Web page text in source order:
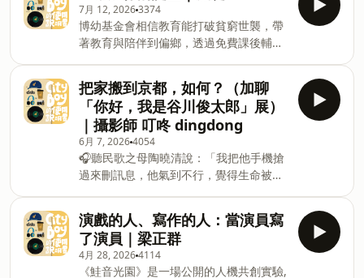
作女歌手七愛、澳門樂團青原等多國重量
級卡司開唱。活動現場還有桃園盃「全國
三對三籃球賽」初賽、「桃園鐵玫瑰熱音
賞決賽」珍珠市集、海岸食堂等精彩內
容，8/1-8/2邀你一起參與這場夏日音樂盛
典！更多資訊請見
https://www.tpcmf.tycg.tw/#2026桃園
珍珠海岸國際音樂節 #桃園市政府廣告
————————■ 旅男 dato 獨立出版
作品紙本書、電子書現正發行中
linktr.ee/datobook聽一本 CITY BOY
&amp; GIRL 都能上手的使用說明書，讓
我們一起在日常生活裡添加更多迷人的元
素。我是一個喜歡閱讀的人，對於各種讀
物的形式都有所喜好，我大學時代有修過
和
7月 12, 20263374
博幼基金會相信教育能打破貧窮世襲，帶
著教育與陪伴到偏鄉，透過免費課後輔導
穩定學習。&nbsp;「期待有一天，教育能
終止貧窮世襲，弭平城鄉及貧富差距，讓
每個孩子都有選擇未來的能力。」&nbsp;
捐款連結▶️ https://fstry.pse.is/9f67bt
—— 以上為 FMTaiwan 與 Firstory
Podcast 廣告 —— 2026 年我獨立出版的
旅行書《慢慢慢清邁》、《海街日日：把
鎌倉放口袋》正式發售
https://shop.fantimate.com/collections/dato
線上購買、全球出貨————————\
旅男 dato 聽眾專屬，旅行折價券 /01.日
本 BIC CAMERA 電器、藥妝最高享 17%
把家搬到京都，如何？（加聊
「你好，我是谷川俊太郎」展）
｜攝影師 叮咚 dingdong
6月 7, 20264054
🎧聽民歌之母陶曉清說：「我把他手機搶
過來刪訊息，他氣到不行，覺得生命被掌
&nbsp;&nbsp;&nbsp;照顧人生無法預期
何時來！「先來一杯 我們再聊」聆聽照顧
者、陪你預備長照未來！點擊連結，讓我
們有機會不在照顧困境掙扎。 —— 以上
演戲的人、寫作的人：當演員寫
了演員｜梁正群
4月 28, 20264114
《鮭音光園》是一場公開的人機共創實驗,